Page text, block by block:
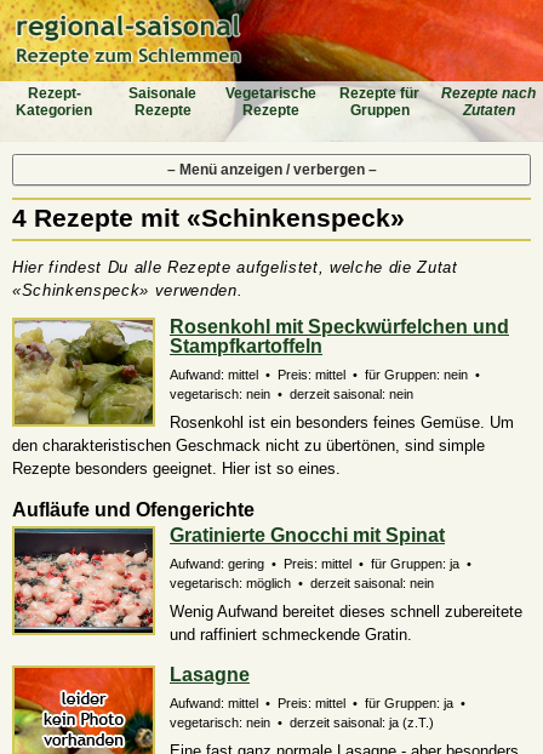
Rezept-
Katego­rien
Saiso­nale
Rezepte
Vegeta­rische
Rezepte
Rezepte für
Gruppen
Rezepte nach
Zutaten
– Menü anzeigen / verbergen –
4 Rezepte mit «Schinkenspeck»
Hier findest Du alle Rezepte aufgelistet, welche die Zutat
«Schinkenspeck» verwenden.
Rosenkohl mit Speckwürfelchen und
Stampfkartoffeln
Aufwand: mittel • Preis: mittel • für Gruppen: nein •
vegetarisch: nein • derzeit saisonal: nein
Rosenkohl ist ein besonders feines Gemüse. Um
den charakteristischen Geschmack nicht zu übertönen, sind simple
Rezepte besonders geeignet. Hier ist so eines.
Aufläufe und Ofengerichte
Gratinierte Gnocchi mit Spinat
Aufwand: gering • Preis: mittel • für Gruppen: ja •
vegetarisch: möglich • derzeit saisonal: nein
Wenig Aufwand bereitet dieses schnell zubereitete
und raffiniert schmeckende Gratin.
Lasagne
Aufwand: mittel • Preis: mittel • für Gruppen: ja •
vegetarisch: nein • derzeit saisonal: ja (z.T.)